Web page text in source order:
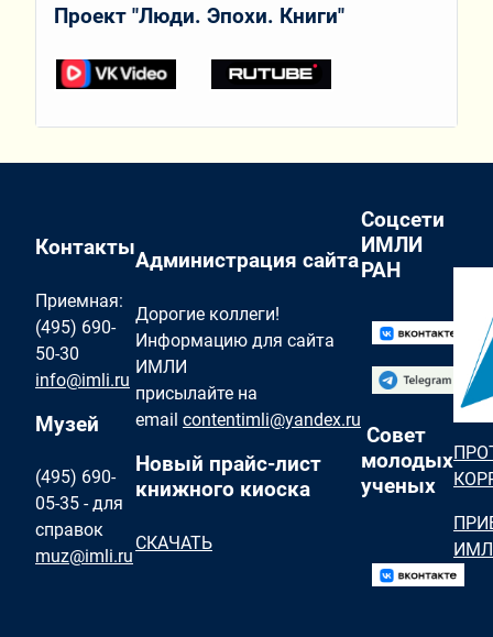
Проект "Люди. Эпохи. Книги"
Контакты
Приемная:
(495) 690-
50-30
info@imli.ru
Музей
(495) 690-
05-35 - для
справок
muz@imli.ru
Администрация сайта
Дорогие коллеги!
Информацию для сайта
ИМЛИ
присылайте на
email contentimli@yandex.ru
Новый прайс-лист
книжного киоска
СКАЧАТЬ
Соцсети
ИМЛИ
РАН
Совет
молодых
ученых